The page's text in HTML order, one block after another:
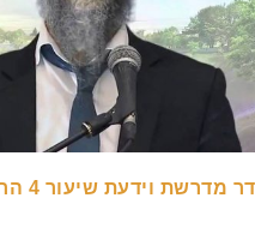
חודש